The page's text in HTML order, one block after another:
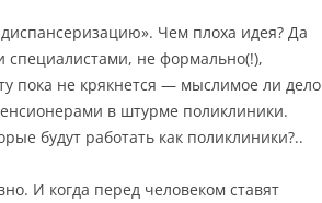
Чем плоха идея? Да
не формально(!),
пока не крякнется — мыслимое ли дело
в штурме поликлиники.
будут работать как поликлиники?..
И когда перед человеком ставят